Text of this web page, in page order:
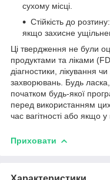
сухому місці.
Стійкість до
якщо захисне
Ці твердження не були
продуктами та ліками
діагностики, лікування
захворювань. Будь
початком будь-якої
перед використанням
час вагітності або якщо
Приховати